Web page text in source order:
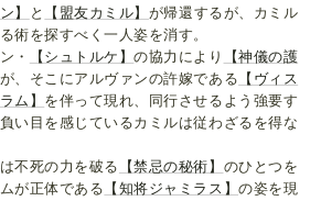
】 と 【盟友カミル】 が帰還するが、カミル
術を探すべく一人姿を消す。
・ 【シュトルケ】の協力により
【神儀の護
、そこにアルヴァンの許嫁である 【ヴィス
ム】 を伴って現れ、同行させるよう強要す
い目を感じているカミルは従わざるを得な
不死の力を破る
【禁忌の秘術】 のひとつを
が正体である 【知将ジャミラス】の姿を現